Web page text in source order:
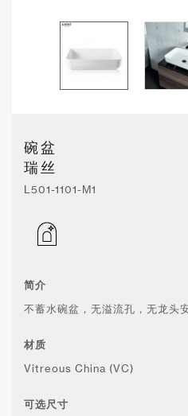
碗盆
瑞丝
L501-1101-M1
简介
不蓄水碗盆，无溢流孔，无龙头
材质
Vitreous China (VC)
可选尺寸